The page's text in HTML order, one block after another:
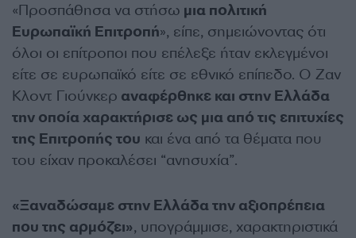
«Προσπάθησα να στήσω μια πολιτική
Ευρωπαϊκή Επιτροπή», είπε, σημειώνοντας ότι
όλοι οι επίτροποι που επέλεξε ήταν εκλεγμένοι
είτε σε ευρωπαϊκό είτε σε εθνικό επίπεδο. Ο Ζαν
Κλοντ Γιούνκερ αναφέρθηκε και στην Ελλάδα
την οποία χαρακτήρισε ως μια από τις επιτυχίες
της Επιτροπής του και ένα από τα θέματα που
του είχαν προκαλέσει “ανησυχία”.
«Ξαναδώσαμε στην Ελλάδα την αξιοπρέπεια
που της αρμόζει», υπογράμμισε, χαρακτηριστικά